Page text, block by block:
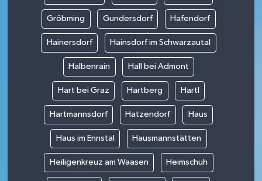
Gröbming Gundersdorf Hafendorf
Hainersdorf Hainsdorf im Schwarzautal
Halbenrain Hall bei Admont
Hart bei Graz Hartberg Hartl
Hartmannsdorf Hatzendorf Haus
Haus im Ennstal Hausmannstätten
Heiligenkreuz am Waasen Heimschuh